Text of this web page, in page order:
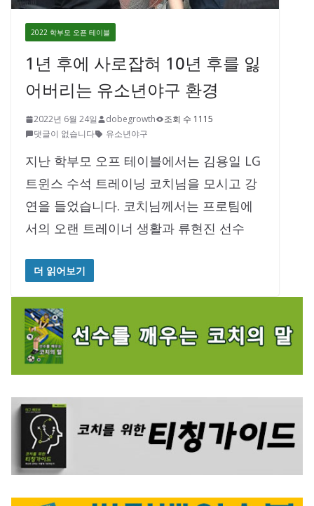
2022 학부모 오픈 테이블
1년 후에 사로잡혀 10년 후를 잃
어버리는 유소년야구 환경
2022년 6월 24일 dobegrowth
조회 수 1115
댓글이 없습니다
유소년야구
지난 학부모 오프 테이블에서는 김용일 LG
트윈스 수석 트레이닝 코치님을 모시고 강
연을 들었습니다. 코치님께서는 프로팀에
서의 오랜 트레이너 생활과 류현진 선수
더 읽어보기